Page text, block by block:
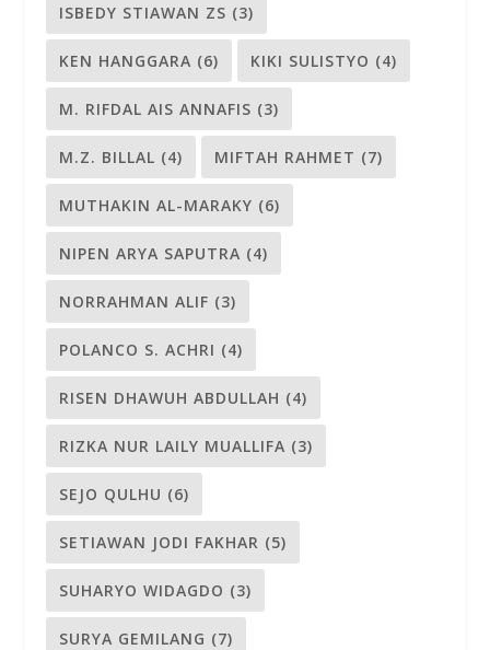
ISBEDY STIAWAN ZS (3)
KEN HANGGARA (6) KIKI SULISTYO (4)
M. RIFDAL AIS ANNAFIS (3)
M.Z. BILLAL (4) MIFTAH RAHMET (7)
MUTHAKIN AL-MARAKY (6)
NIPEN ARYA SAPUTRA (4)
NORRAHMAN ALIF (3)
POLANCO S. ACHRI (4)
RISEN DHAWUH ABDULLAH (4)
RIZKA NUR LAILY MUALLIFA (3)
SEJO QULHU (6)
SETIAWAN JODI FAKHAR (5)
SUHARYO WIDAGDO (3)
SURYA GEMILANG (7)